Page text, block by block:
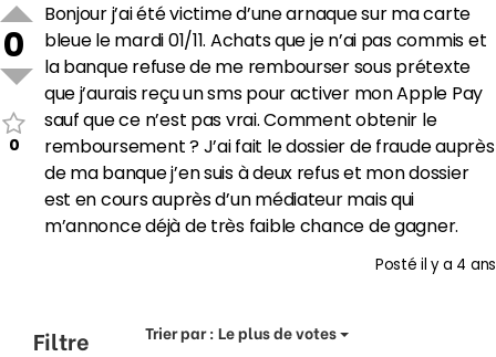
0
0
Bonjour j’ai été victime d’une arnaque sur ma carte
bleue le mardi 01/11. Achats que je n’ai pas commis et
la banque refuse de me rembourser sous prétexte
que j’aurais reçu un sms pour activer mon Apple Pay
sauf que ce n’est pas vrai. Comment obtenir le
remboursement ? J’ai fait le dossier de fraude auprès
de ma banque j’en suis à deux refus et mon dossier
est en cours auprès d’un médiateur mais qui
m’annonce déjà de très faible chance de gagner.
Postéil y a 4 ans
Filtre Trier par :Le plus de votes